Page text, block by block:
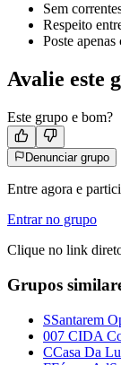
Sem
Respeito
Poste
Avalie este
Este grupo e bom?
Denunciar grupo
Entre agora e
Entrar no grupo
Clique no link
Grupos
SSantarem
007 CIDA
CCasa Da